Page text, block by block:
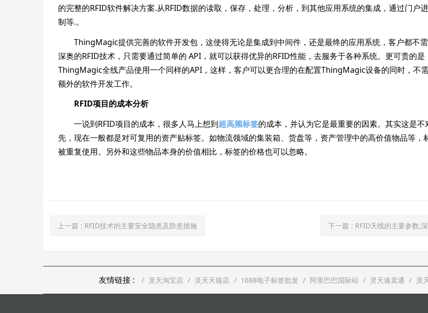
的完整的RFID软件解决方案.从RFID数据的读取，保存，处理，分析，到其他应用系统的集成，通过门户
制等.。
ThingMagic提供完善的软件开发包，这使得无论是集成到中间件，还是最终的应用系统，客户都不
深奥的RFID技术，只需要通过简单的 API，就可以获得优异的RFID性能，去服务于各种系统。更可贵的是
ThingMagic全线产品使用一个同样的API，这样，客户可以更合理的在配置ThingMagic设备的同时，不
额外的软件开发工作。
RFID项目的成本分析
一说到RFID项目的成本，很多人马上想到超高频标签的成本，并认为它是最重要的因素。其实这是不
先，现在一般都是对可复用的资产贴标签。如物流领域的集装箱、货盘等，资产管理中的高价值物品等，
被重复使用。另外和这些物品本身的价值相比，标签的价格也可以忽略。
上一篇 : RFID技术的主要安全隐患及防患措施 下一篇 : RFID天线的主要参数,
友情链接 : 灵天淘宝店 灵天天猫店 1688电子标签批发 阿里巴巴国际站 灵天速卖通 灵